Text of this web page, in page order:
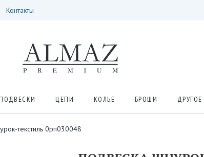
Контакты
ЦЕПИ КОЛЬЕ БРОШИ ДРУГОЕ
текстиль 0рп030048